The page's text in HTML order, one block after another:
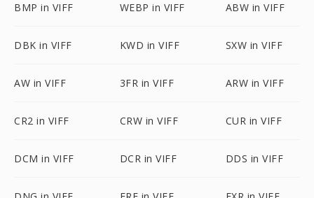
BMP in VIFF WEBP in VIFF ABW in VIFF
DBK in VIFF KWD in VIFF SXW in VIFF
AW in VIFF 3FR in VIFF ARW in VIFF
CR2 in VIFF CRW in VIFF CUR in VIFF
DCM in VIFF DCR in VIFF DDS in VIFF